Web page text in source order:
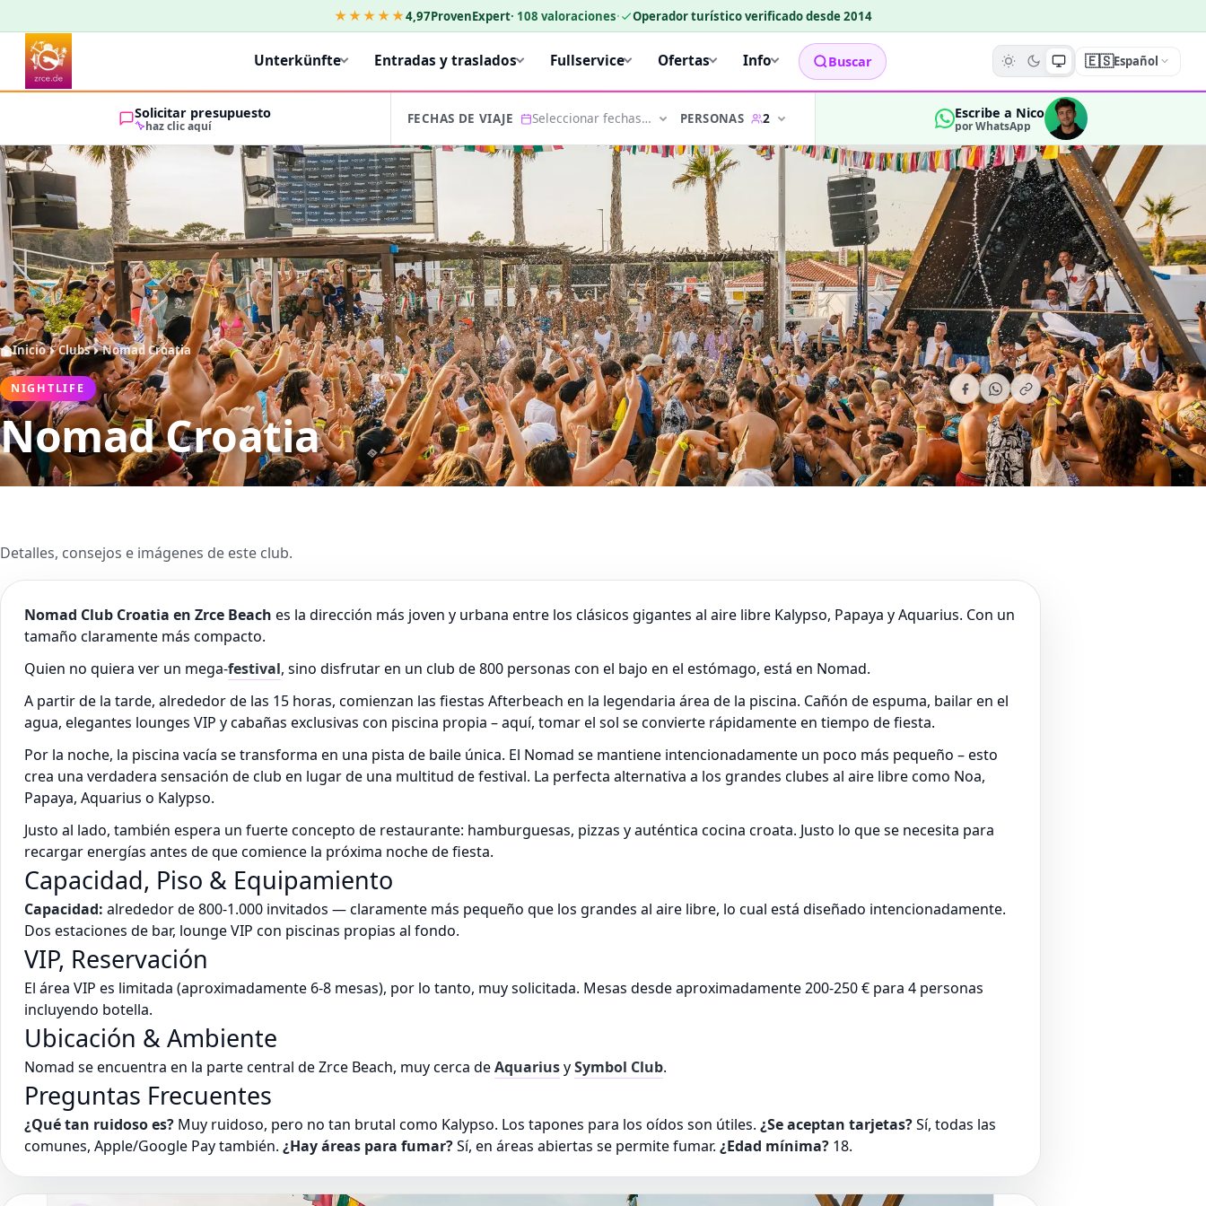
★★★★★4,97ProvenExpert· 108 valoraciones· Operador turístico verificado desde 2014
Unterkünfte Entradas y traslados Fullservice Ofertas Info Buscar 🇪🇸Español
Solicitar presupuesto
haz clic aquí FECHAS DE VIAJE Seleccionar fechas… PERSONAS 2 Escribe a Nico
por WhatsApp
Inicio Clubs Nomad Croatia
NIGHTLIFE
Nomad Croatia
Detalles, consejos e imágenes de este club.
Nomad Club Croatia en Zrce Beach es la dirección más joven y urbana entre los clásicos gigantes al aire libre Kalypso, Papaya y Aquarius. Con un
tamaño claramente más compacto.
Quien no quiera ver un mega-festival, sino disfrutar en un club de 800 personas con el bajo en el estómago, está en Nomad.
A partir de la tarde, alrededor de las 15 horas, comienzan las fiestas Afterbeach en la legendaria área de la piscina. Cañón de espuma, bailar en el
agua, elegantes lounges VIP y cabañas exclusivas con piscina propia – aquí, tomar el sol se convierte rápidamente en tiempo de fiesta.
Por la noche, la piscina vacía se transforma en una pista de baile única. El Nomad se mantiene intencionadamente un poco más pequeño – esto
crea una verdadera sensación de club en lugar de una multitud de festival. La perfecta alternativa a los grandes clubes al aire libre como Noa,
Papaya, Aquarius o Kalypso.
Justo al lado, también espera un fuerte concepto de restaurante: hamburguesas, pizzas y auténtica cocina croata. Justo lo que se necesita para
recargar energías antes de que comience la próxima noche de fiesta.
Capacidad, Piso & Equipamiento
Capacidad: alrededor de 800-1.000 invitados — claramente más pequeño que los grandes al aire libre, lo cual está diseñado intencionadamente.
Dos estaciones de bar, lounge VIP con piscinas propias al fondo.
VIP, Reservación
El área VIP es limitada (aproximadamente 6-8 mesas), por lo tanto, muy solicitada. Mesas desde aproximadamente 200-250 € para 4 personas
incluyendo botella.
Ubicación & Ambiente
Nomad se encuentra en la parte central de Zrce Beach, muy cerca deAquariusySymbol Club.
Preguntas Frecuentes
¿Qué tan ruidoso es? Muy ruidoso, pero no tan brutal como Kalypso. Los tapones para los oídos son útiles. ¿Se aceptan tarjetas?Sí, todas las
comunes, Apple/Google Pay también. ¿Hay áreas para fumar?Sí, en áreas abiertas se permite fumar. ¿Edad mínima? 18.